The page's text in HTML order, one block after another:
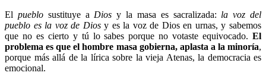
El pueblosustituye a Dios y la masa es sacralizada: la voz del
pueblo es la voz de Diosy es la voz de Dios en urnas, y sabemos
que no es cierto y tú lo sabes porque no votaste equivocado. El
problema es que el hombre masa gobierna, aplasta a la minoría,
porque más allá de la lírica sobre la vieja Atenas, la democracia es
emocional.